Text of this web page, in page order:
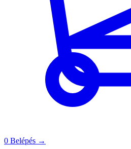
0 Belépés →